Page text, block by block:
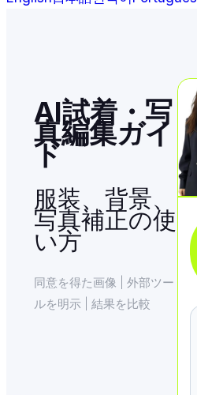
AI試着・写
真編集ガイ
ド
服装、背景、
写真補正の使
い方
同意を得た画像 | 外部ツー
ルを明示 | 結果を比較